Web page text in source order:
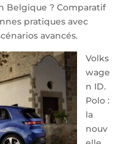
Belgique ? Comparatif
pratiques avec
avancés.
Volks
wage
n ID.
Polo :
la
nouv